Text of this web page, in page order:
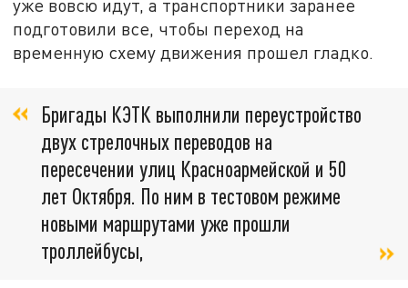
уже вовсю идут, а транспортники заранее
подготовили все, чтобы переход на
временную схему движения прошел гладко.
Бригады КЭТК выполнили переустройство
двух стрелочных переводов на
пересечении улиц Красноармейской и 50
лет Октября. По ним в тестовом режиме
новыми маршрутами уже прошли
троллейбусы,